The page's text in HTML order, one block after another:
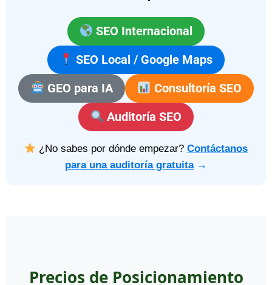
SEO Internacional
SEO Local / Google Maps
GEO para IA
Consultoría SEO
Auditoría SEO
¿No sabes por dónde empezar?Contáctanos
para una auditoría gratuita→
Precios de Posicionamiento